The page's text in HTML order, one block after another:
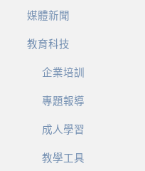
媒體新聞
教育科技
企業培訓
專題報導
成人學習
教學工具